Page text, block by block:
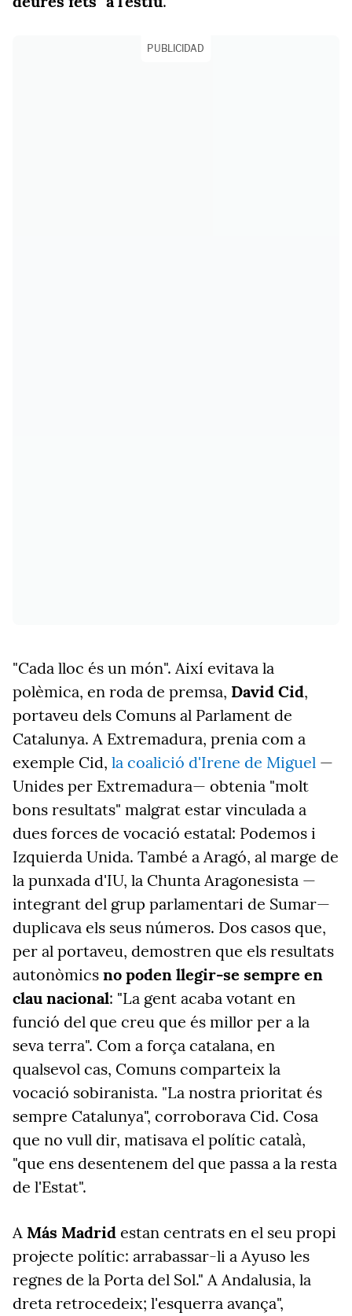
PUBLICIDAD
"Cada lloc és un món". Així evitava la
polèmica, en roda de premsa, David Cid,
portaveu dels Comuns al Parlament de
Catalunya. A Extremadura, prenia com a
exemple Cid, la coalició d'Irene de Miguel —
Unides per Extremadura— obtenia "molt
bons resultats" malgrat estar vinculada a
dues forces de vocació estatal: Podemos i
Izquierda Unida. També a Aragó, al marge de
la punxada d'IU, la Chunta Aragonesista —
integrant del grup parlamentari de Sumar—
duplicava els seus números. Dos casos que,
per al portaveu, demostren que els resultats
autonòmics no poden llegir-se sempre en
clau nacional: "La gent acaba votant en
funció del que creu que és millor per a la
seva terra". Com a força catalana, en
qualsevol cas, Comuns comparteix la
vocació sobiranista. "La nostra prioritat és
sempre Catalunya", corroborava Cid. Cosa
que no vull dir, matisava el polític català,
"que ens desentenem del que passa a la resta
de l'Estat".
A Más Madrid estan centrats en el seu propi
projecte polític: arrabassar-li a Ayuso les
regnes de la Porta del Sol." A Andalusia, la
dreta retrocedeix; l'esquerra avança",